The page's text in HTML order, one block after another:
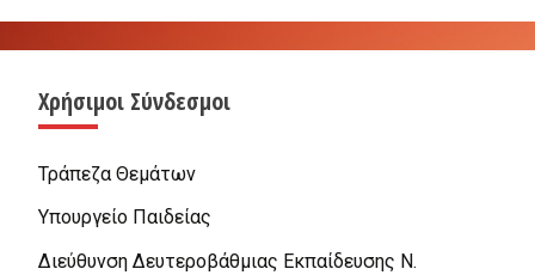
Χρήσιμοι Σύνδεσμοι
Τράπεζα Θεμάτων
Υπουργείο Παιδείας
Διεύθυνση Δευτεροβάθμιας Εκπαίδευσης Ν.